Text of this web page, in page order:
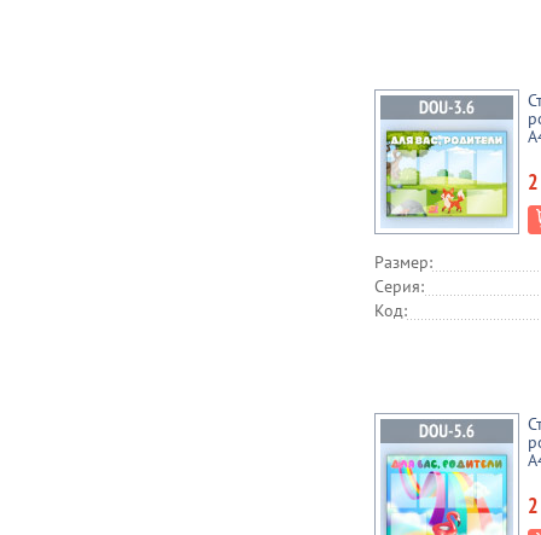
Размер:
Серия:
Код: